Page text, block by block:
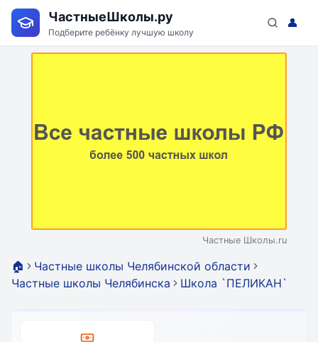
ЧастныеШколы.ру
Подберите ребёнку лучшую школу
👤
Частные Школы.ru
🏠
Частные школы Челябинской области
Частные школы Челябинска
Школа `ПЕЛИКАН`